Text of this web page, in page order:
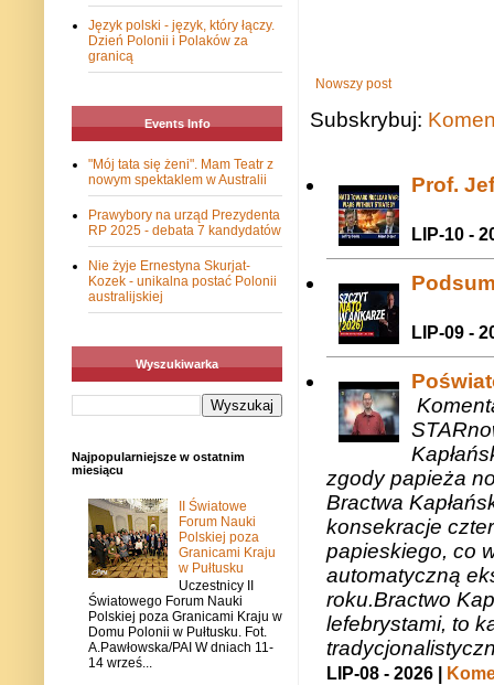
Nowszy post
Subskrybuj:
Prof.
LIP-10 -
LIP-09 -
zgody papieża
Bractwa
konsekracje
papieskiego, co
automatyczną
roku.Bractwo
lefebrystami, to
LIP-08 - 2026 |
Język polski - język, który łączy.
Dzień Polonii i Polaków za
granicą
Events Info
"Mój tata się żeni". Mam Teatr z
nowym spektaklem w Australii
Prawybory na urząd Prezydenta
RP 2025 - debata 7 kandydatów
Nie żyje Ernestyna Skurjat-
Kozek - unikalna postać Polonii
australijskiej
Wyszukiwarka
Najpopularniejsze w ostatnim
miesiącu
II Światowe
Forum Nauki
Polskiej poza
Granicami Kraju
w Pułtusku
Uczestnicy II
Światowego Forum Nauki
Polskiej poza Granicami Kraju w
Domu Polonii w Pułtusku. Fot.
A.Pawłowska/PAI W dniach 11-
14 wrześ...